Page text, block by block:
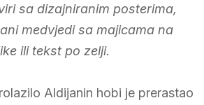
sa dizajniranim posterima,
medvjedi sa majicama na
ili tekst po zelji.
Aldijanin hobi je prerastao